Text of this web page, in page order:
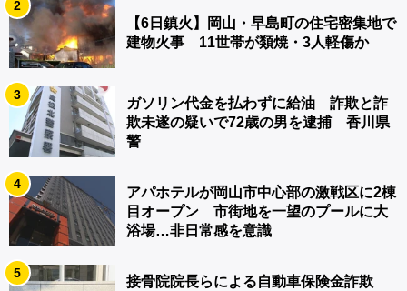
2
【6日鎮火】岡山・早島町の住宅密集地で
建物火事 11世帯が類焼・3人軽傷か
3
ガソリン代金を払わずに給油 詐欺と詐
欺未遂の疑いで72歳の男を逮捕 香川県
警
4
アパホテルが岡山市中心部の激戦区に2棟
目オープン 市街地を一望のプールに大
浴場…非日常感を意識
5
接骨院院長らによる自動車保険金詐欺